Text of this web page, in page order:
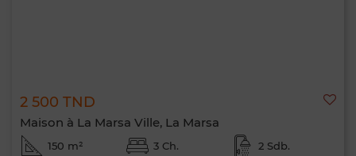
2 500 TND
Maison à La Marsa Ville, La Marsa
150 m² 3 Ch. 2 Sdb.